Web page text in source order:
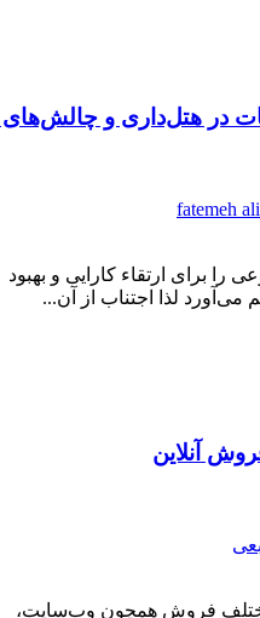
در هتل‌داری و
fatemeh
را برای ارتقاء کارایی و بهبود
لذا اجتناب از آن...
آنلاین
فروش همچون وب‌سایت،